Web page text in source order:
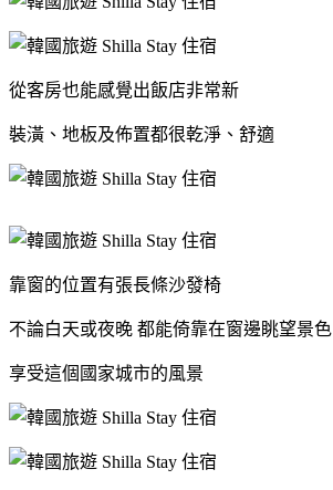
從客房也能感覺出飯店非常新
裝潢、地板及佈置都很乾淨、舒適
靠窗的位置有張長條沙發椅
不論白天或夜晚 都能倚靠在窗邊眺望景色
享受這個國家城市的風景